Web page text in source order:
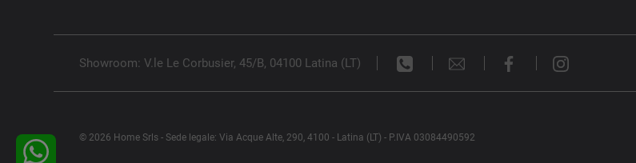
Showroom: V.le Le Corbusier, 45/B, 04100 Latina (LT)
© 2026 Home Srls - Sede legale: Via Acque Alte, 290, 4100 - Latina (LT) - P.IVA 03084490592